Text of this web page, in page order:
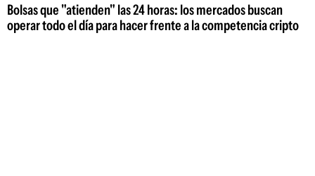
Bolsas que "atienden" las 24 horas: los mercados buscan
operar todo el día para hacer frente a la competencia cripto